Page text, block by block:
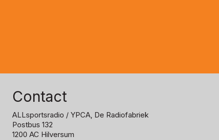
Contact
ALLsportsradio / YPCA, De Radiofabriek
Postbus 132
1200 AC Hilversum